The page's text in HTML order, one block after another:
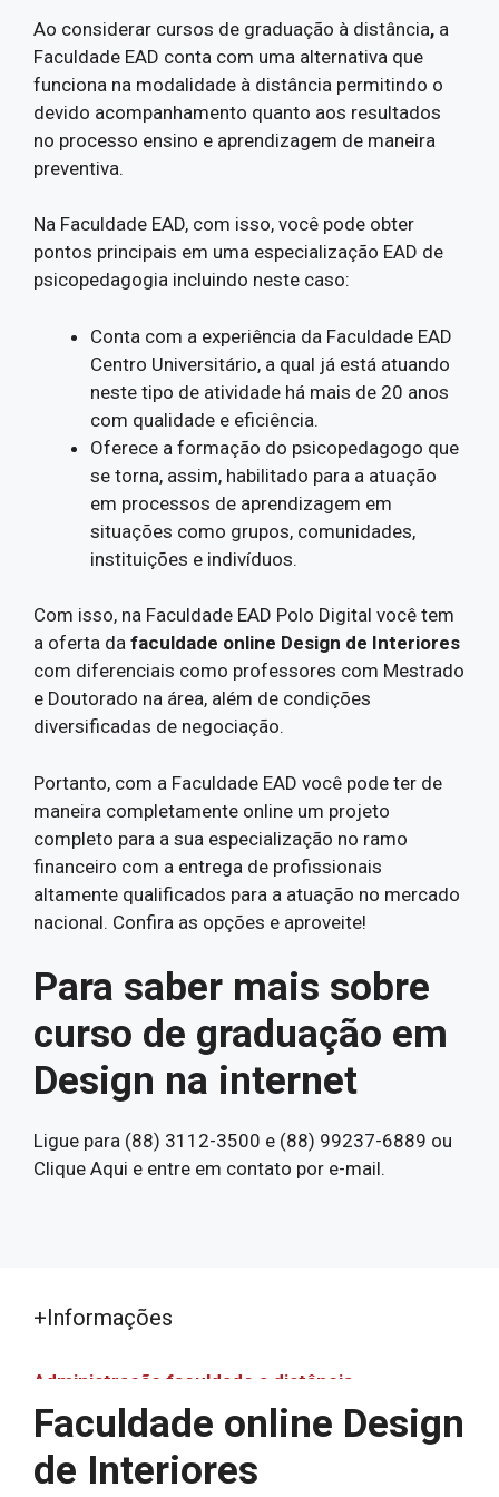
Ao considerar cursos de graduação à distância, a
Faculdade EAD conta com uma alternativa que
funciona na modalidade à distância permitindo o
devido acompanhamento quanto aos resultados
no processo ensino e aprendizagem de maneira
preventiva.
Na Faculdade EAD, com isso, você pode obter
pontos principais em uma especialização EAD de
psicopedagogia incluindo neste caso:
Conta com a experiência da Faculdade EAD
Centro Universitário, a qual já está atuando
neste tipo de atividade há mais de 20 anos
com qualidade e eficiência.
Oferece a formação do psicopedagogo que
se torna, assim, habilitado para a atuação
em processos de aprendizagem em
situações como grupos, comunidades,
instituições e indivíduos.
Com isso, na Faculdade EAD Polo Digital você tem
a oferta da faculdade online Design de Interiores
com diferenciais como professores com Mestrado
e Doutorado na área, além de condições
diversificadas de negociação.
Portanto, com a Faculdade EAD você pode ter de
maneira completamente online um projeto
completo para a sua especialização no ramo
financeiro com a entrega de profissionais
altamente qualificados para a atuação no mercado
nacional. Confira as opções e aproveite!
Para saber mais sobre
curso de graduação em
Design na internet
Ligue para (88) 3112-3500 e (88) 99237-6889 ou
Clique Aqui e entre em contato por e-mail.
+Informações
Administração faculdade a distância
Administração faculdade a distância
Bacharelado em Ciências Econômicas EAD
Faculdade online Design
de Interiores